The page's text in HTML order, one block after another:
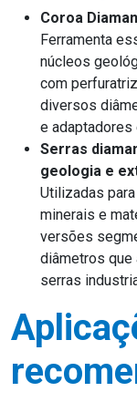
Coroa
Ferramenta
núcleos
com
diversos
e
Serras
geologia e
Utilizadas
minerais e
versões
diâmetros que
serras